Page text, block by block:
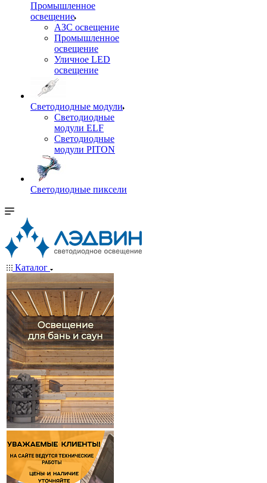
Промышленное
освещение
АЗС освещение
Промышленное
освещение
Уличное LED
освещение
Светодиодные модули
Светодиодные
модули ELF
Светодиодные
модули PITON
Светодиодные пиксели
Каталог